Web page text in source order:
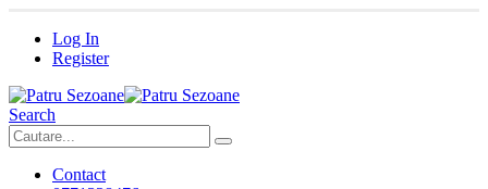
Log In
Register
Search
Contact